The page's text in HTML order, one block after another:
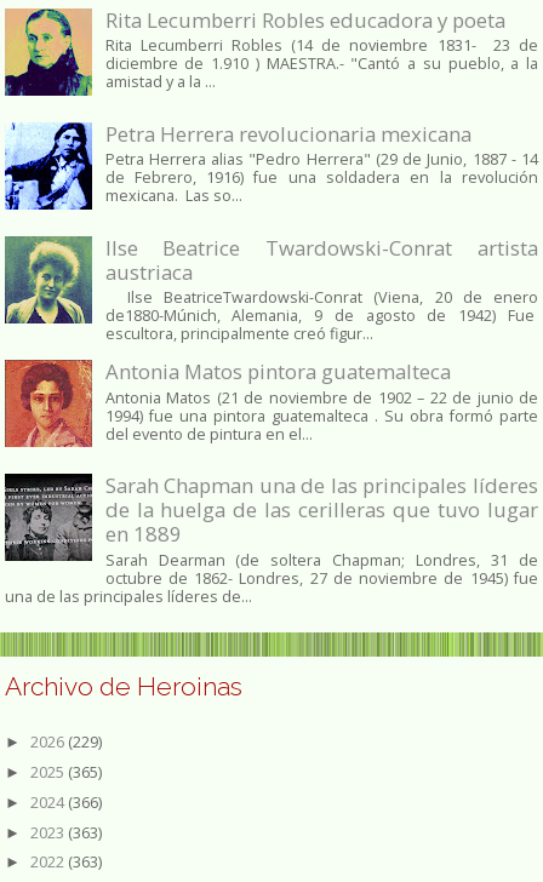
Rita Lecumberri Robles educadora y poeta
Rita Lecumberri Robles (14 de noviembre 1831- 23 de
diciembre de 1.910 ) MAESTRA.- "Cantó a su pueblo, a la
amistad y a la ...
Petra Herrera revolucionaria mexicana
Petra Herrera alias "Pedro Herrera" (29 de Junio, 1887 - 14
de Febrero, 1916) fue una soldadera en la revolución
mexicana. Las so...
Ilse Beatrice Twardowski-Conrat artista
austriaca
Ilse BeatriceTwardowski-Conrat (Viena, 20 de enero
de1880-Múnich, Alemania, 9 de agosto de 1942) Fue
escultora, principalmente creó figur...
Antonia Matos pintora guatemalteca
Antonia Matos (21 de noviembre de 1902 – 22 de junio de
1994) fue una pintora guatemalteca . Su obra formó parte
del evento de pintura en el...
Sarah Chapman una de las principales líderes
de la huelga de las cerilleras que tuvo lugar
en 1889
Sarah Dearman (de soltera Chapman; Londres, 31 de
octubre de 1862​- Londres, 27 de noviembre de 1945)​ fue
una de las principales líderes de...
Archivo de Heroinas
► 2026 (229)
► 2025 (365)
► 2024(366)
► 2023 (363)
► 2022 (363)